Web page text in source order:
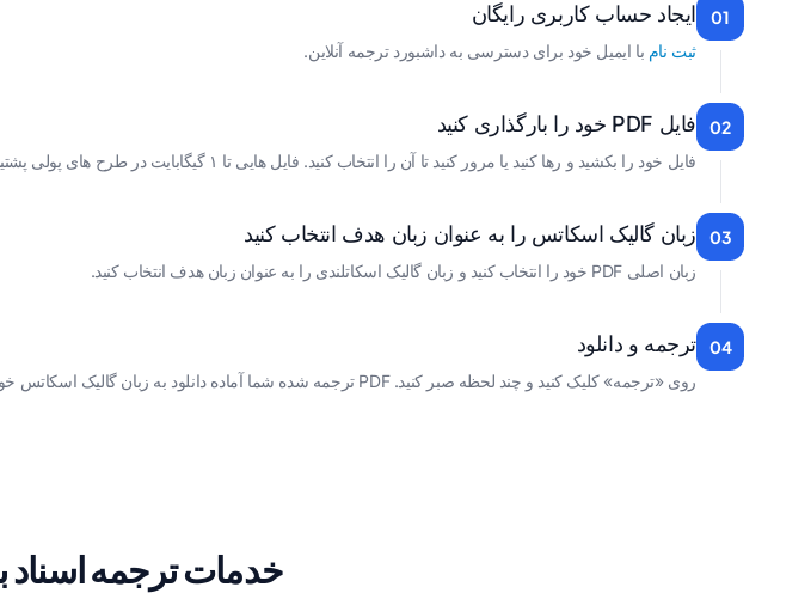
01 ایجاد حساب کاربری رایگان
ثبت نام با ایمیل خود برای دسترسی به داشبورد ترجمه آنلاین.
02 فایل PDF خود را بارگذاری کنید
فایل خود را بکشید و رها کنید یا مرور کنید تا آن را انتخاب کنید. فایل هایی تا ۱ گیگابایت در طرح های پولی پشتیبانی می شوند.
03 زبان گالیک اسکاتس را به عنوان زبان هدف انتخاب کنید
زبان اصلی PDF خود را انتخاب کنید و زبان گالیک اسکاتلندی را به عنوان زبان هدف انتخاب کنید.
04 ترجمه و دانلود
روی «ترجمه» کلیک کنید و چند لحظه صبر کنید. PDF ترجمه شده شما آماده دانلود به زبان گالیک اسکاتس خواهد بود و قالب بندی آن حفظ شده است.
خدمات ترجمه اسناد